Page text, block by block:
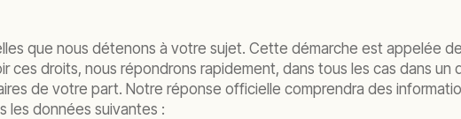
que nous détenons à votre sujet. Cette démarche est appelée
droits, nous répondrons rapidement, dans tous les cas dans un
de votre part. Notre réponse officielle comprendra des
les données suivantes :